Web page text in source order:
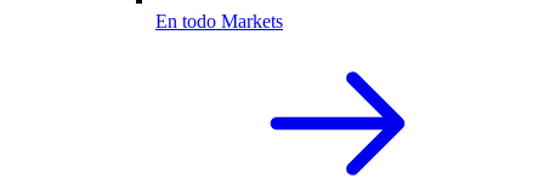
En todo Markets